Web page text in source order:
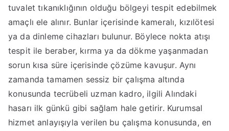
tuvalet tıkanıklığının olduğu bölgeyi tespit edebilmek
amaçlı ele alınır. Bunlar içerisinde kameralı, kızılötesi
ya da dinleme cihazları bulunur. Böylece nokta atışı
tespit ile beraber, kırma ya da dökme yaşanmadan
sorun kısa süre içerisinde çözüme kavuşur. Aynı
zamanda tamamen sessiz bir çalışma altında
konusunda tecrübeli uzman kadro, ilgili Alındaki
hasarı ilk günkü gibi sağlam hale getirir. Kurumsal
hizmet anlayışıyla verilen bu çalışma konusunda, en